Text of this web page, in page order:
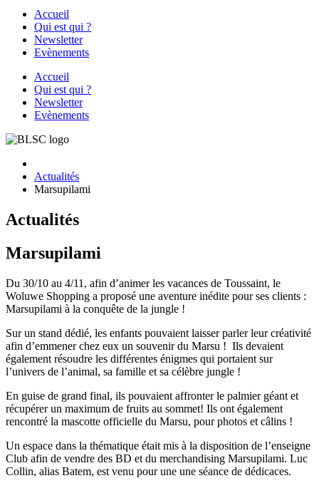
Accueil
Qui est qui ?
Newsletter
Evènements
Accueil
Qui est qui ?
Newsletter
Evènements
Actualités
Marsupilami
Actualités
Marsupilami
Du 30/10 au 4/11, afin d’animer les vacances de Toussaint, le
Woluwe Shopping a proposé une aventure inédite pour ses clients :
Marsupilami à la conquête de la jungle !
Sur un stand dédié, les enfants pouvaient laisser parler leur créativité
afin d’emmener chez eux un souvenir du Marsu ! Ils devaient
également résoudre les différentes énigmes qui portaient sur
l’univers de l’animal, sa famille et sa célèbre jungle !
En guise de grand final, ils pouvaient affronter le palmier géant et
récupérer un maximum de fruits au sommet! Ils ont également
rencontré la mascotte officielle du Marsu, pour photos et câlins !
Un espace dans la thématique était mis à la disposition de l’enseigne
Club afin de vendre des BD et du merchandising Marsupilami. Luc
Collin, alias Batem, est venu pour une une séance de dédicaces.